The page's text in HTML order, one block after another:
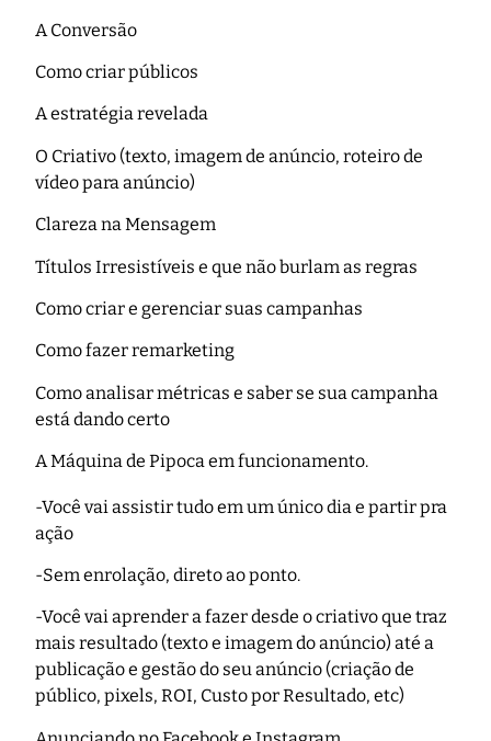
A Conversão
Como criar públicos
A estratégia revelada
O Criativo (texto, imagem de anúncio, roteiro de
vídeo para anúncio)
Clareza na Mensagem
Títulos Irresistíveis e que não burlam as regras
Como criar e gerenciar suas campanhas
Como fazer remarketing
Como analisar métricas e saber se sua campanha
está dando certo
A Máquina de Pipoca em funcionamento.
-Você vai assistir tudo em um único dia e partir pra
ação
-Sem enrolação, direto ao ponto.
-Você vai aprender a fazer desde o criativo que traz
mais resultado (texto e imagem do anúncio) até a
publicação e gestão do seu anúncio (criação de
público, pixels, ROI, Custo por Resultado, etc)